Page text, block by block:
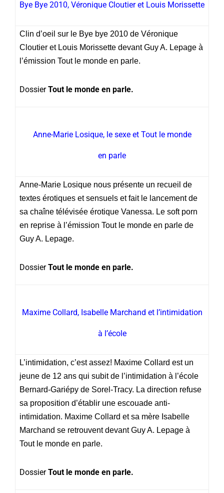
Bye Bye 2010, Véronique Cloutier et Louis Morissette
Clin d’oeil sur le Bye bye 2010 de Véronique
Cloutier et Louis Morissette devant Guy A. Lepage à
l’émission Tout le monde en parle.
DossierTout le monde en parle.
Anne-Marie Losique, le sexe et Tout le monde
en parle
Anne-Marie Losique nous présente un recueil de
textes érotiques et sensuels et fait le lancement de
sa chaîne télévisée érotique Vanessa. Le soft porn
en reprise à l’émission Tout le monde en parle de
Guy A. Lepage.
DossierTout le monde en parle.
Maxime Collard, Isabelle Marchand et l’intimidation
à l’école
L’intimidation, c’est assez! Maxime Collard est un
jeune de 12 ans qui subit de l’intimidation à l’école
Bernard-Gariépy de Sorel-Tracy. La direction refuse
sa proposition d’établir une escouade anti-
intimidation. Maxime Collard et sa mère Isabelle
Marchand se retrouvent devant Guy A. Lepage à
Tout le monde en parle.
DossierTout le monde en parle.